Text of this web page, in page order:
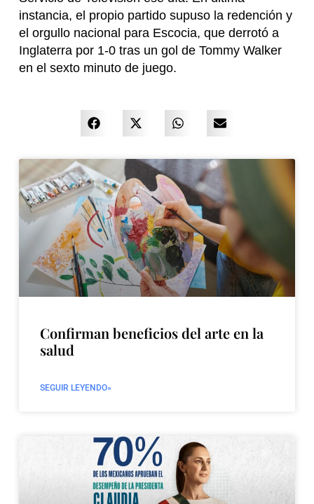
instancia, el propio partido supuso la redención y
el orgullo nacional para Escocia, que derrotó a
Inglaterra por 1-0 tras un gol de Tommy Walker
en el sexto minuto de juego.
Confirman beneficios del arte en la
salud
SEGUIR LEYENDO»